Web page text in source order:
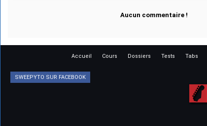
Aucun commentaire !
Accueil Cours Dossiers Tests Tabs
SWEEPYTO SUR FACEBOOK